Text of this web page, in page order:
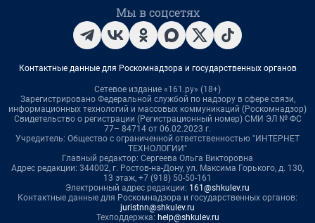
Мы в соцсетях
Контактные данные для Роскомнадзора и государственных органов
Сетевое издание «161.ру» (18+)
Зарегистрировано Федеральной службой по надзору в сфере связи,
информационных технологий и массовых коммуникаций (Роскомнадзор)
Свидетельство о регистрации (Регистрационный номер) СМИ ЭЛ № ФС
77– 84714 от 06.02.2023 г.
Учредитель: Общество с ограниченной ответственностью "ИНТЕРНЕТ
ТЕХНОЛОГИИ"
Главный редактор: Сергеева Ольга Викторовна
Адрес редакции: 344002, г. Ростов-на-Дону, ул. Максима Горького, д. 130,
13 этаж, +7 (918) 50-50-161
Электронный адрес редакции: 161@shkulev.ru
Контактные данные для Роскомнадзора и государственных органов:
juristnn@shkulev.ru
Техподдержка: help@shkulev.ru